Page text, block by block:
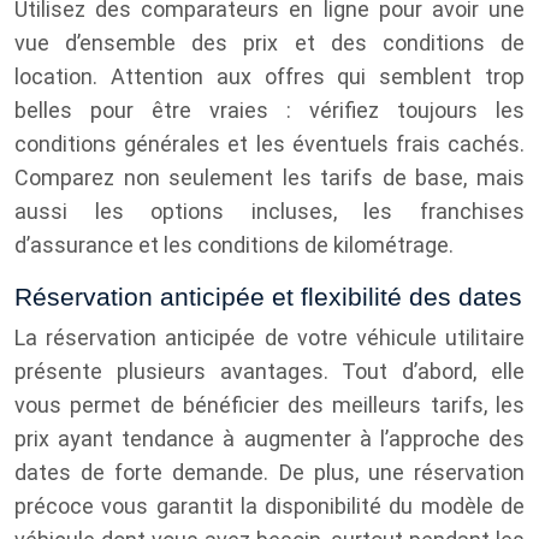
Utilisez des comparateurs en ligne pour avoir une
vue d’ensemble des prix et des conditions de
location. Attention aux offres qui semblent trop
belles pour être vraies : vérifiez toujours les
conditions générales et les éventuels frais cachés.
Comparez non seulement les tarifs de base, mais
aussi les options incluses, les franchises
d’assurance et les conditions de kilométrage.
Réservation anticipée et flexibilité des dates
La réservation anticipée de votre véhicule utilitaire
présente plusieurs avantages. Tout d’abord, elle
vous permet de bénéficier des meilleurs tarifs, les
prix ayant tendance à augmenter à l’approche des
dates de forte demande. De plus, une réservation
précoce vous garantit la disponibilité du modèle de